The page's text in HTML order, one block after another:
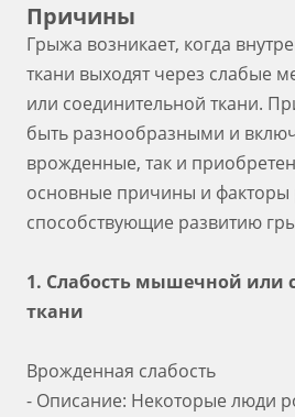
Причины
Грыжа возникает, когда
ткани выходят через слабые
или соединительной ткани.
быть разнообразными и
врожденные, так и
основные причины и факторы
способствующие развитию
1. Слабость мышечной или
ткани
Врожденная слабость
- Описание: Некоторые люди